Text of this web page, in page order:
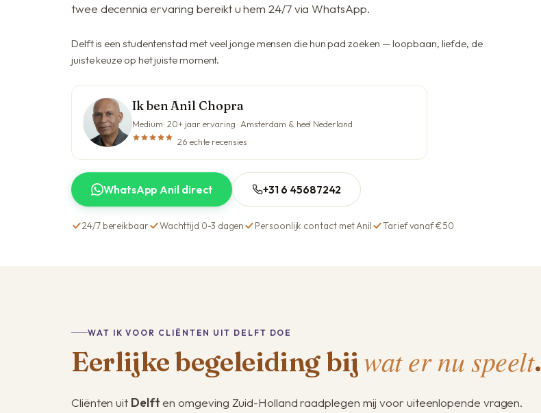
Voordelen bij Anil
twee decennia ervaring bereikt u hem 24/7 via WhatsApp.
Delft is een studentenstad met veel jonge mensen die hun pad zoeken — loopbaan, liefde, de
juiste keuze op het juiste moment.
Ik ben Anil Chopra
Medium · 20+ jaar ervaring · Amsterdam & heel Nederland
26 echte recensies
WhatsApp Anil direct +31 6 45687242
24/7 bereikbaar Wachttijd 0-3 dagen Persoonlijk contact met Anil Tarief vanaf €50
WAT IK VOOR CLIËNTEN UIT DELFT DOE
Eerlijke begeleiding bijwat er nu speelt.
Cliënten uit Delften omgeving Zuid-Holland raadplegen mij voor uiteenlopende vragen.